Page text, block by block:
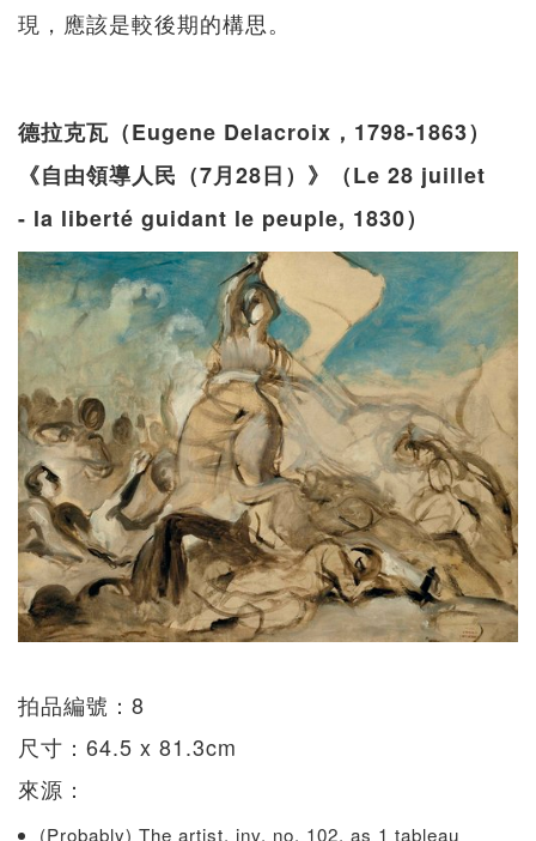
現，應該是較後期的構思。
德拉克瓦（Eugene Delacroix，1798-1863）
《自由領導人民（7月28日）》（Le 28 juillet
- la liberté guidant le peuple, 1830）
拍品編號：8
尺寸：64.5 x 81.3cm
來源：
(Probably) The artist, inv. no. 102, as 1 tableau